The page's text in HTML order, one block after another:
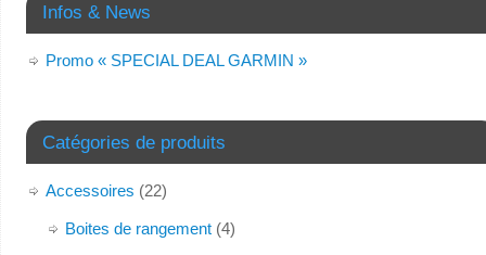
Infos & News
Promo « SPECIAL DEAL GARMIN »
Catégories de produits
Accessoires (22)
Boites de rangement (4)